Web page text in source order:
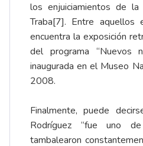
los enjuiciamientos de
Traba[7]. Entre aquellos
encuentra la exposición
del programa “Nuevos
inaugurada en el Museo
2008.
Finalmente, puede
Rodríguez “fue uno
tambalearon